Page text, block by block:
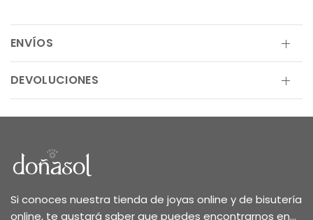
ENVÍOS
DEVOLUCIONES
Si conoces nuestra tienda de joyas online y de bisutería
online, te gustará saber que puedes encontrarnos en...